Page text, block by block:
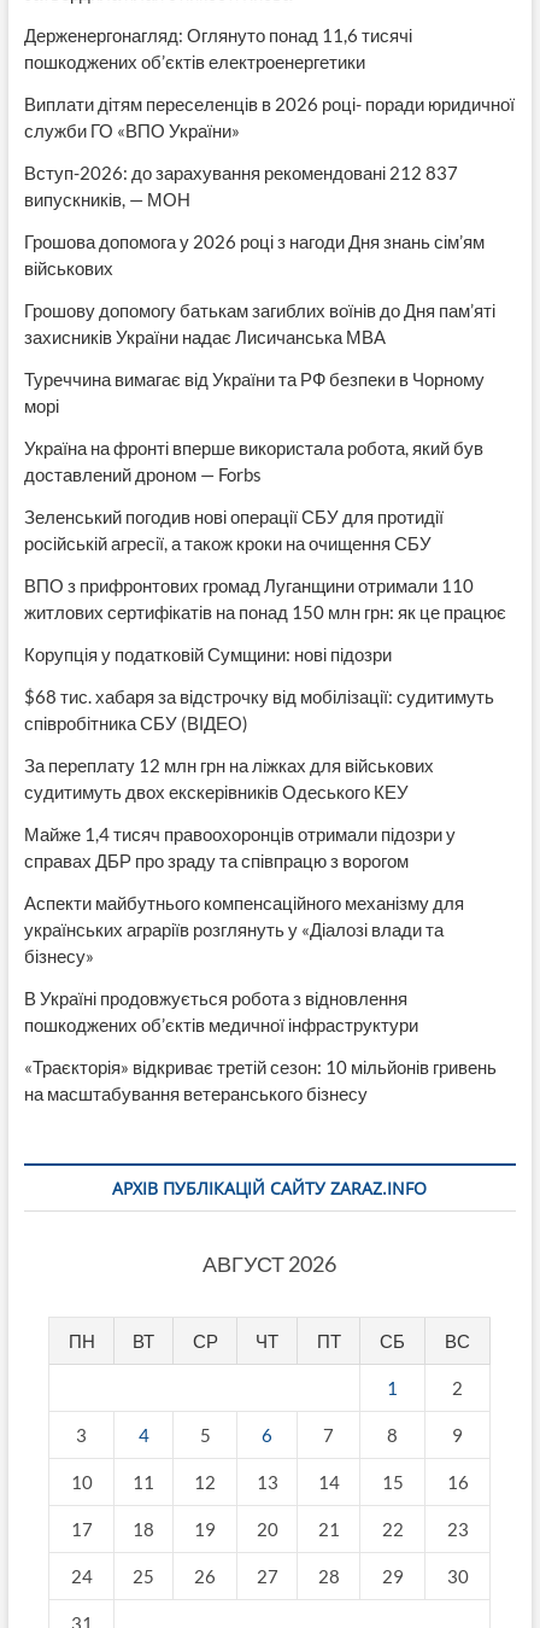
Держенергонагляд: Оглянуто понад 11,6 тисячі
пошкоджених об’єктів електроенергетики
Виплати дітям переселенців в 2026 році- поради юридичної
служби ГО «ВПО України»
Вступ-2026: до зарахування рекомендовані 212 837
випускників, — МОН
Грошова допомога у 2026 році з нагоди Дня знань сім’ям
військових
Грошову допомогу батькам загиблих воїнів до Дня пам’яті
захисників України надає Лисичанська МВА
Туреччина вимагає від України та РФ безпеки в Чорному
морі
Україна на фронті вперше використала робота, який був
доставлений дроном — Forbs
Зеленський погодив нові операції СБУ для протидії
російській агресії, а також кроки на очищення СБУ
ВПО з прифронтових громад Луганщини отримали 110
житлових сертифікатів на понад 150 млн грн: як це працює
Корупція у податковій Сумщини: нові підозри
$68 тис. хабаря за відстрочку від мобілізації: судитимуть
співробітника СБУ (ВІДЕО)
За переплату 12 млн грн на ліжках для військових
судитимуть двох екскерівників Одеського КЕУ
Майже 1,4 тисяч правоохоронців отримали підозри у
справах ДБР про зраду та співпрацю з ворогом
Аспекти майбутнього компенсаційного механізму для
українських аграріїв розглянуть у «Діалозі влади та
бізнесу»
В Україні продовжується робота з відновлення
пошкоджених об’єктів медичної інфраструктури
«Траєкторія» відкриває третій сезон: 10 мільйонів гривень
на масштабування ветеранського бізнесу
АРХІВ ПУБЛІКАЦІЙ САЙТУ ZARAZ.INFO
АВГУСТ 2026
ПН ВТ СР ЧТ ПТ СБ ВС
1 2
3 4 5 6 7 8 9
10 11 12 13 14 15 16
17 18 19 20 21 22 23
24 25 26 27 28 29 30
31